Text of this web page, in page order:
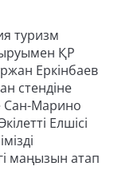
туризм
ҚР
Еркінбаев
стендіне
Сан-Марино
Елшісі
маңызын атап